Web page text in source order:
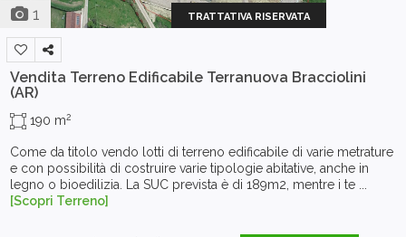
1 TRATTATIVA RISERVATA
Vendita Terreno Edificabile Terranuova Bracciolini
(AR)
190 m2
Come da titolo vendo lotti di terreno edificabile di varie metrature
e con possibilità di costruire varie tipologie abitative, anche in
legno o bioedilizia. La SUC prevista è di 189m2, mentre i te ...
[Scopri Terreno]